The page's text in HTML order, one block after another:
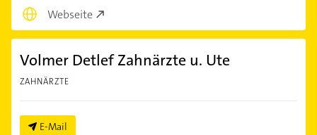
Webseite
Volmer Detlef Zahnärzte u. Ute
ZAHNÄRZTE
E-Mail